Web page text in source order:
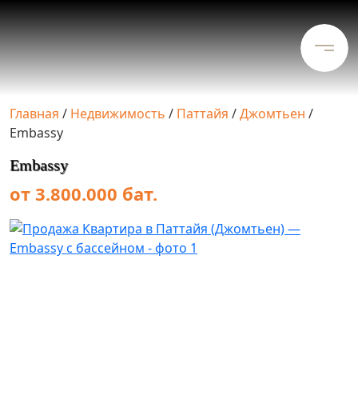
Главная / Недвижимость / Паттайя /Джомтьен /
Embassy
Embassy
от 3.800.000 бат.